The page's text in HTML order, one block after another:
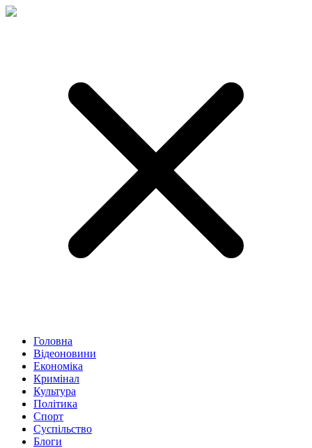
Головна
Відеоновини
Економіка
Кримінал
Культура
Політика
Спорт
Суспільство
Блоги